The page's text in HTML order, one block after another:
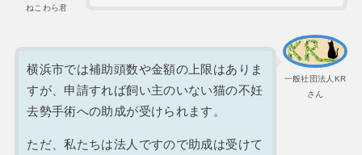
ねこわら君
一般社団法人KR
さん
横浜市では補助頭数や金額の上限はありま
すが、申請すれば飼い主のいない猫の不妊
去勢手術への助成が受けられます。
ただ、私たちは法人ですので助成は受けて